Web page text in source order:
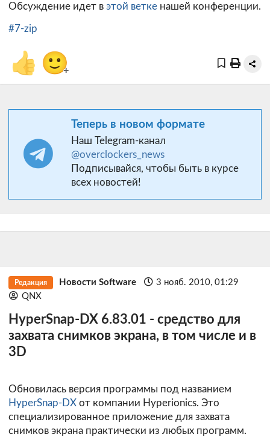
Обсуждение идет в этой ветке нашей конференции.
#7-zip
👍 🙂+
Теперь в новом формате
Наш Telegram-канал
@overclockers_news
Подписывайся, чтобы быть в курсе
всех новостей!
Редакция Новости Software
3 нояб. 2010, 01:29
QNX
HyperSnap-DX 6.83.01 - средство для
захвата снимков экрана, в том числе и в
3D
Обновилась версия программы под названием
HyperSnap-DX от компании Hyperionics. Это
специализированное приложение для захвата
снимков экрана практически из любых программ.